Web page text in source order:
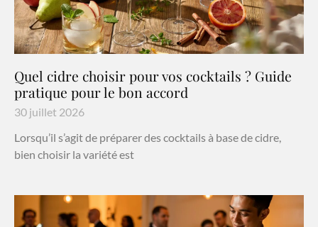
Quel cidre choisir pour vos cocktails ? Guide
pratique pour le bon accord
30 juillet 2026
Lorsqu’il s’agit de préparer des cocktails à base de cidre,
bien choisir la variété est